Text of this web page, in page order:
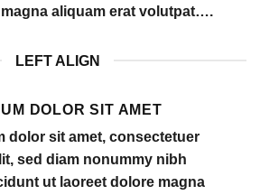
magna aliquam erat volutpat….
LEFT ALIGN
DOLOR SIT AMET
dolor sit amet, consectetuer
sed diam nonummy nibh
ut laoreet dolore magna